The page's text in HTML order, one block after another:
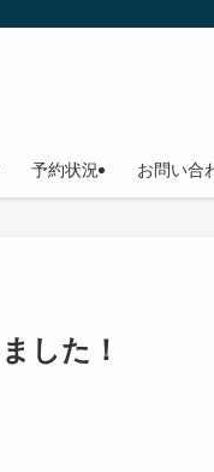
めます！仕立船（貸切船）
予約状況 お問い合
した！